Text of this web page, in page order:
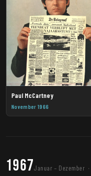
Paul McCartney
November 1966
1967Januar – Dezember